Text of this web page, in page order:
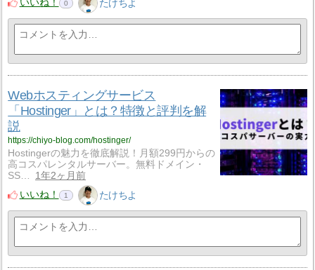
いいね！
0 たけちよ
Webホスティングサービス
「Hostinger」とは？特徴と評判を解
説
https://chiyo-blog.com/hostinger/
Hostingerの魅力を徹底解説！月額299円からの
高コスパレンタルサーバー。無料ドメイン・
SS…
1年2ヶ月前
いいね！
1 たけちよ